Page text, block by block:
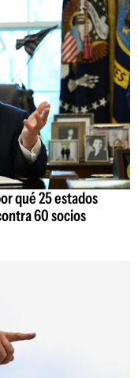
qué 25 estados
60 socios